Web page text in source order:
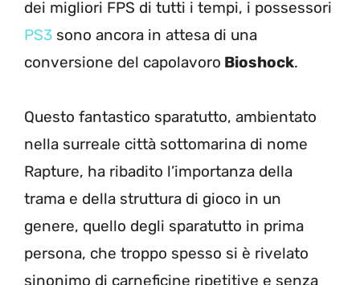
dei migliori FPS di tutti i tempi, i possessori
PS3 sono ancora in attesa di una
conversione del capolavoro Bioshock.
Questo fantastico sparatutto, ambientato
nella surreale città sottomarina di nome
Rapture, ha ribadito l’importanza della
trama e della struttura di gioco in un
genere, quello degli sparatutto in prima
persona, che troppo spesso si è rivelato
sinonimo di carneficine ripetitive e senza